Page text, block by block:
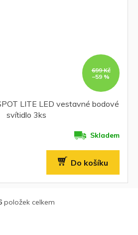
699 Kč
–59 %
LITE LED vestavné bodové
svítidlo 3ks
Skladem
Do košíku
O
položek celkem